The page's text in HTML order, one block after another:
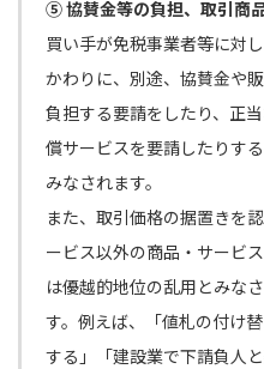
⑤ 協賛金等の負担、取引商
買い手が免税事業者等に対
かわりに、別途、協賛金や
負担する要請をしたり、正
償サービスを要請したりす
みなされます。
また、取引価格の据置きを
ービス以外の商品・サービ
は優越的地位の乱用とみな
す。例えば、「値札の付け
する」「建設業で下請負人